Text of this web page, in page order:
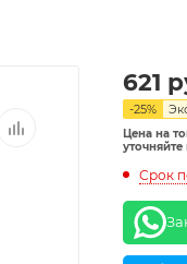
621
-25%
Цена на
Срок